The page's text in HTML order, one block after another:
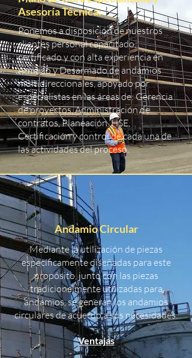
Andamio Circular
Mediante la utilización de piezas
específicamente diseñadas para este
propósito, junto con las piezas
tradicionalmente utilizadas para
andamios, se generan los andamios
circulares de acuerdo a sus necesidades.
Ventajas
Asesoría Técnica:
Ponemos a disposición de nuestros
clientes personal capacitado,
certificado y con alta experiencia en
Armado y Desarmado de andamios
multidireccionales, apoyado por
especialistas en las áreas de: Gerencia
de proyectos, Administración de
contratos, Planeación, HSE,
Certificación y control de cada una de
las actividades del proceso.